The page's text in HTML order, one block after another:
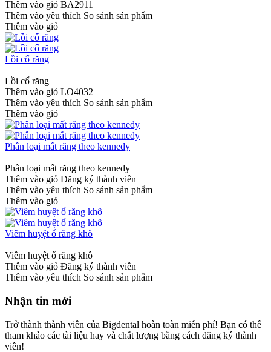
Thêm vào giỏ BA2911
Thêm vào yêu thích So sánh sản phẩm
Thêm vào giỏ
Lồi cổ răng
Lồi cổ răng
Thêm vào giỏ LO4032
Thêm vào yêu thích So sánh sản phẩm
Thêm vào giỏ
Phân loại mất răng theo kennedy
Phân loại mất răng theo kennedy
Thêm vào giỏ Đăng ký thành viên
Thêm vào yêu thích So sánh sản phẩm
Thêm vào giỏ
Viêm huyệt ổ răng khô
Viêm huyệt ổ răng khô
Thêm vào giỏ Đăng ký thành viên
Thêm vào yêu thích So sánh sản phẩm
Nhận tin mới
Trở thành thành viên của Bigdental hoàn toàn miễn phí! Bạn có thể
tham khảo các tài liệu hay và chất lượng bằng cách đăng ký thành
viên!